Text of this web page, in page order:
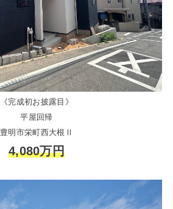
《完成初お披露目》
平屋回帰
豊明市栄町西大根Ⅱ
4,080万円